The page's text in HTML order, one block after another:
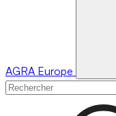
AGRA Europe